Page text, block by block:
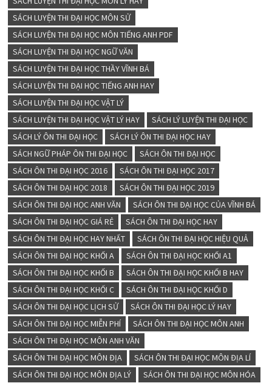
SÁCH LUYỆN THI ĐẠI HỌC MÔN SỬ
SÁCH LUYỆN THI ĐẠI HỌC MÔN TIẾNG ANH PDF
SÁCH LUYỆN THI ĐẠI HỌC NGỮ VĂN
SÁCH LUYỆN THI ĐẠI HỌC THẦY VĨNH BÁ
SÁCH LUYỆN THI ĐẠI HỌC TIẾNG ANH HAY
SÁCH LUYỆN THI ĐẠI HỌC VẬT LÝ
SÁCH LUYỆN THI ĐẠI HỌC VẬT LÝ HAY
SÁCH LÝ LUYỆN THI ĐẠI HỌC
SÁCH LÝ ÔN THI ĐẠI HỌC
SÁCH LÝ ÔN THI ĐẠI HỌC HAY
SÁCH NGỮ PHÁP ÔN THI ĐẠI HỌC
SÁCH ÔN THI ĐẠI HỌC
SÁCH ÔN THI ĐẠI HỌC 2016
SÁCH ÔN THI ĐẠI HỌC 2017
SÁCH ÔN THI ĐẠI HỌC 2018
SÁCH ÔN THI ĐẠI HỌC 2019
SÁCH ÔN THI ĐẠI HỌC ANH VĂN
SÁCH ÔN THI ĐẠI HỌC CỦA VĨNH BÁ
SÁCH ÔN THI ĐẠI HỌC GIÁ RẺ
SÁCH ÔN THI ĐẠI HỌC HAY
SÁCH ÔN THI ĐẠI HỌC HAY NHẤT
SÁCH ÔN THI ĐẠI HỌC HIỆU QUẢ
SÁCH ÔN THI ĐẠI HỌC KHỐI A
SÁCH ÔN THI ĐẠI HỌC KHỐI A1
SÁCH ÔN THI ĐẠI HỌC KHỐI B
SÁCH ÔN THI ĐẠI HỌC KHỐI B HAY
SÁCH ÔN THI ĐẠI HỌC KHỐI C
SÁCH ÔN THI ĐẠI HỌC KHỐI D
SÁCH ÔN THI ĐẠI HỌC LỊCH SỬ
SÁCH ÔN THI ĐẠI HỌC LÝ HAY
SÁCH ÔN THI ĐẠI HỌC MIỄN PHÍ
SÁCH ÔN THI ĐẠI HỌC MÔN ANH
SÁCH ÔN THI ĐẠI HỌC MÔN ANH VĂN
SÁCH ÔN THI ĐẠI HỌC MÔN ĐỊA
SÁCH ÔN THI ĐẠI HỌC MÔN ĐỊA LÍ
SÁCH ÔN THI ĐẠI HỌC MÔN ĐỊA LÝ
SÁCH ÔN THI ĐẠI HỌC MÔN HÓA